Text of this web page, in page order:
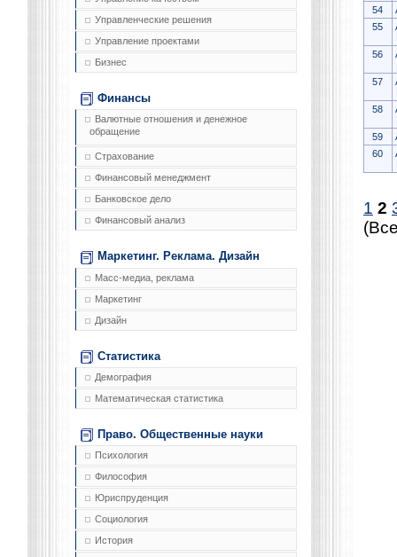
Управленческие решения
Управление проектами
Бизнес
Финансы
Валютные отношения и денежное
обращение
Страхование
Финансовый менеджмент
Банковское дело
Финансовый анализ
Маркетинг. Реклама. Дизайн
Масс-медиа, реклама
Маркетинг
Дизайн
Статистика
Демография
Математическая статистика
Право. Общественные науки
Психология
Философия
Юриспруденция
Социология
История
54
55
56
57
58
59
60
1 2